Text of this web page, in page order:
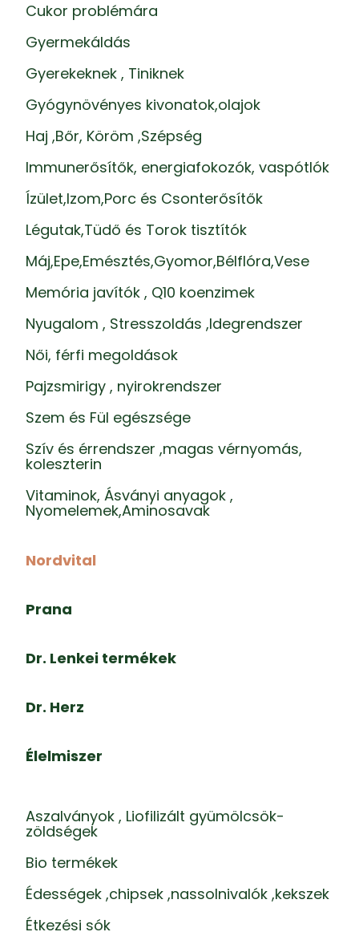
Cukor problémára
Gyermekáldás
Gyerekeknek , Tiniknek
Gyógynövényes kivonatok,olajok
Haj ,Bőr, Köröm ,Szépség
Immunerősítők, energiafokozók, vaspótlók
Ízület,Izom,Porc és Csonterősítők
Légutak,Tüdő és Torok tisztítók
Máj,Epe,Emésztés,Gyomor,Bélflóra,Vese
Memória javítók , Q10 koenzimek
Nyugalom , Stresszoldás ,Idegrendszer
Női, férfi megoldások
Pajzsmirigy , nyirokrendszer
Szem és Fül egészsége
Szív és érrendszer ,magas vérnyomás,
koleszterin
Vitaminok, Ásványi anyagok ,
Nyomelemek,Aminosavak
Nordvital
Prana
Dr. Lenkei termékek
Dr. Herz
Élelmiszer
Aszalványok , Liofilizált gyümölcsök-
zöldségek
Bio termékek
Édességek ,chipsek ,nassolnivalók ,kekszek
Étkezési sók